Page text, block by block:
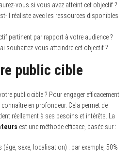
vous si vous avez atteint cet objectif ?
il réaliste avec les ressources disponibles
pertinent par rapport à votre audience ?
souhaitez-vous atteindre cet objectif ?
public cible
public cible ? Pour engager efficacement
en profondeur. Cela permet de
réellement à ses besoins et intérêts. La
est une méthode efficace, basée sur :
(âge, sexe, localisation) : par exemple, 50%